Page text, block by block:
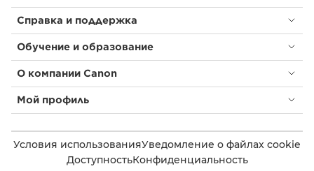
Справка и поддержка
Обучение и образование
О компании Canon
Мой профиль
Условия использованияУведомление о файлах cookie
ДоступностьКонфиденциальность